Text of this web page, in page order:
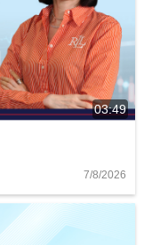
03:49
7/8/2026